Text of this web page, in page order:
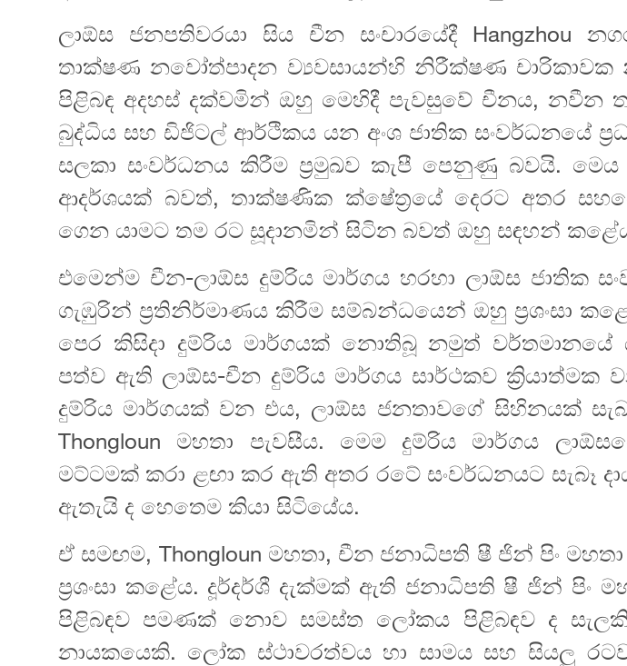
ලාඕස ජනපතිවරයා සිය චීන සංචාරයේදී Hangzhou
තාක්ෂණ නවෝත්පාදන ව්‍යවසායන්හි නිරීක්ෂණ චාරිකාවක
පිළිබඳ අදහස් දක්වමින් ඔහු මෙහිදී පැවසුවේ චීනය, නවීන
බුද්ධිය සහ ඩිජිටල් ආර්ථිකය යන අංශ ජාතික සංවර්ධනයේ
සලකා සංවර්ධනය කිරීම ප්‍රමුඛව කැපී පෙනුණු බවයි. මෙය
ආදර්ශයක් බවත්, තාක්ෂණික ක්ෂේත්‍රයේ දෙරට අතර
ගෙන යාමට තම රට සූදානමින් සිටින බවත් ඔහු සඳහන්
එමෙන්ම චීන-ලාඕස දුම්රිය මාර්ගය හරහා ලාඕස ජාතික
ගැඹුරින් ප්‍රතිනිර්මාණය කිරීම සම්බන්ධයෙන් ඔහු ප්‍රශංසා
පෙර කිසිදා දුම්රිය මාර්ගයක් නොතිබූ නමුත් වර්තමානයේ
පත්ව ඇති ලාඕස-චීන දුම්රිය මාර්ගය සාර්ථකව ක්‍රියාත්මක
දුම්රිය මාර්ගයක් වන එය, ලාඕස ජනතාවගේ සිහිනයක්
Thongloun මහතා පැවසීය. මෙම දුම්රිය මාර්ගය
මට්ටමක් කරා ළඟා කර ඇති අතර රටේ සංවර්ධනයට සැබෑ
ඇතැයි ද හෙතෙම කියා සිටියේය.
ඒ සමඟම, Thongloun මහතා, චීන ජනාධිපති ෂී ජින් පිං
ප්‍රශංසා කළේය. දූර්දර්ශී දැක්මක් ඇති ජනාධිපති ෂී ජින් පිං
පිළිබඳව පමණක් නොව සමස්ත ලෝකය පිළිබඳව ද
නායකයෙකි. ලෝක ස්ථාවරත්වය හා සාමය සහ සියලු